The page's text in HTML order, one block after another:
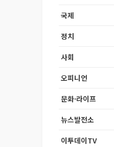
국제
정치
사회
오피니언
문화·라이프
뉴스발전소
이투데이TV